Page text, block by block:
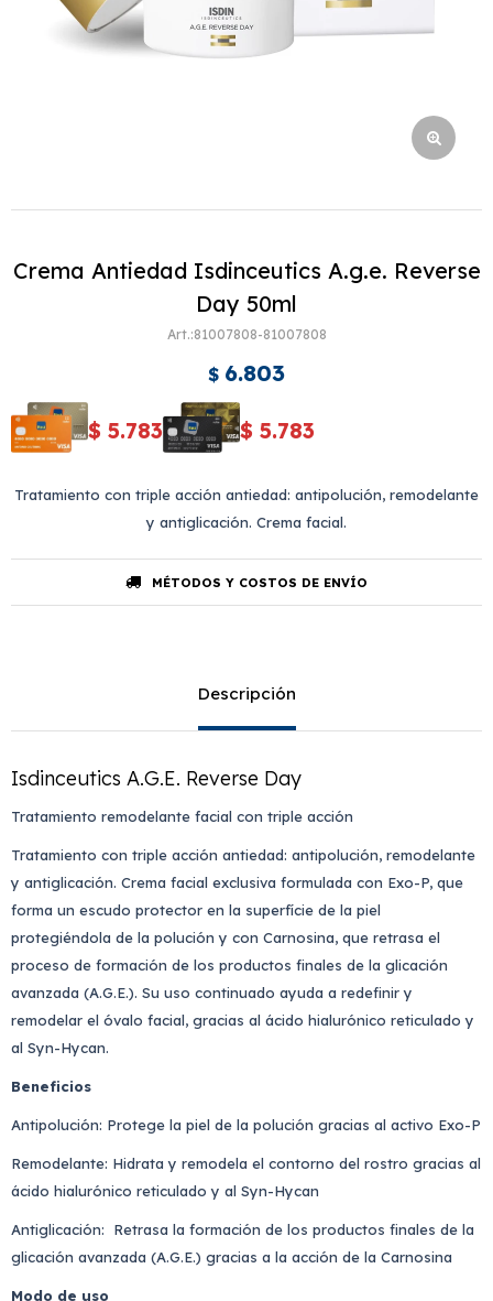
Crema Antiedad Isdinceutics A.g.e. Reverse
Day 50ml
81007808-81007808
$ 6.803
$ 5.783 $ 5.783
Tratamiento con triple acción antiedad: antipolución, remodelante
y antiglicación. Crema facial.
MÉTODOS Y COSTOS DE ENVÍO
Descripción
Isdinceutics A.G.E. Reverse Day
Tratamiento remodelante facial con triple acción
Tratamiento con triple acción antiedad: antipolución, remodelante
y antiglicación. Crema facial exclusiva formulada con Exo-P, que
forma un escudo protector en la superfície de la piel
protegiéndola de la polución y con Carnosina, que retrasa el
proceso de formación de los productos finales de la glicación
avanzada (A.G.E.). Su uso continuado ayuda a redefinir y
remodelar el óvalo facial, gracias al ácido hialurónico reticulado y
al Syn-Hycan.
Beneficios
Antipolución: Protege la piel de la polución gracias al activo Exo-P
Remodelante: Hidrata y remodela el contorno del rostro gracias al
ácido hialurónico reticulado y al Syn-Hycan
Antiglicación: Retrasa la formación de los productos finales de la
glicación avanzada (A.G.E.) gracias a la acción de la Carnosina
Modo de uso